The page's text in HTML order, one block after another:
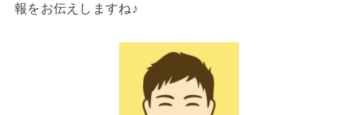
報をお伝えしますね♪